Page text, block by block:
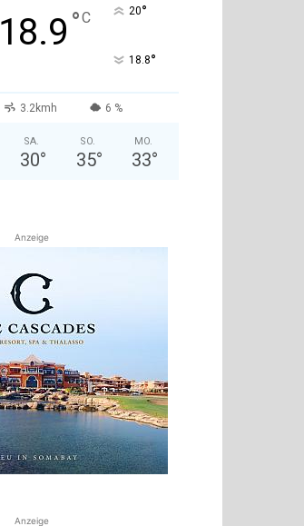
18.9 °C 20°
18.8°
3.2kmh 6 %
SA.
30°
SO.
35°
MO.
33°
Anzeige
Anzeige